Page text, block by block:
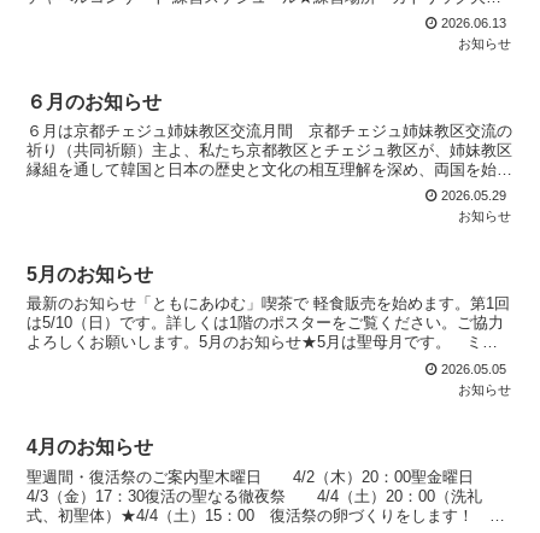
2026.06.13
お知らせ
６月のお知らせ
６月は京都チェジュ姉妹教区交流月間 京都チェジュ姉妹教区交流の
祈り（共同祈願）主よ、私たち京都教区とチェジュ教区が、姉妹教区
縁組を通して韓国と日本の歴史と文化の相互理解を深め、両国を始
め、アジアと世界の友好と平和のために奉仕することができま...
2026.05.29
お知らせ
5月のお知らせ
最新のお知らせ「ともにあゆむ」喫茶で 軽食販売を始めます。第1回
は5/10（日）です。詳しくは1階のポスターをご覧ください。ご協力
よろしくお願いします。5月のお知らせ★5月は聖母月です。 ミサ
2026.05.05
お知らせ
4月のお知らせ
聖週間・復活祭のご案内聖木曜日 4/2（木）20：00聖金曜日
4/3（金）17：30復活の聖なる徹夜祭 4/4（土）20：00（洗礼
式、初聖体）★4/4（土）15：00 復活祭の卵づくりをします！ 教